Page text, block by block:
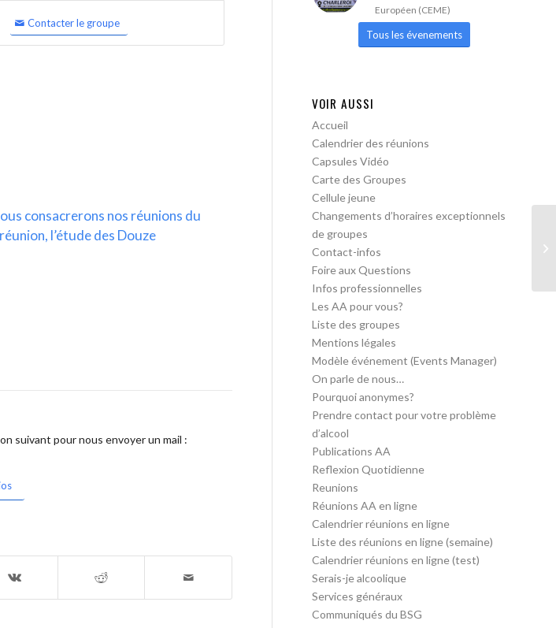
Contacter le groupe
consacrerons nos réunions du
l’étude des Douze
suivant pour nous envoyer un mail :
Européen (CEME)
Tous les évenements
VOIR AUSSI
Accueil
Calendrier des réunions
Capsules Vidéo
Carte des Groupes
Cellule jeune
Changements d’horaires exceptionnels
de groupes
Contact-infos
Foire aux Questions
Infos professionnelles
Les AA pour vous?
Liste des groupes
Mentions légales
Modèle événement (Events Manager)
On parle de nous…
Pourquoi anonymes?
Prendre contact pour votre problème
d’alcool
Publications AA
Reflexion Quotidienne
Reunions
Réunions AA en ligne
Calendrier réunions en ligne
Liste des réunions en ligne (semaine)
Calendrier réunions en ligne (test)
Serais-je alcoolique
Services généraux
Communiqués du BSG